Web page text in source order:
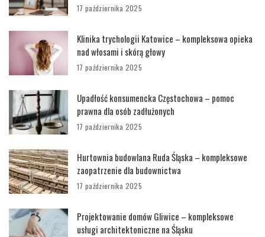
17 października 2025
Klinika trychologii Katowice – kompleksowa opieka
nad włosami i skórą głowy
17 października 2025
Upadłość konsumencka Częstochowa – pomoc
prawna dla osób zadłużonych
17 października 2025
Hurtownia budowlana Ruda Śląska – kompleksowe
zaopatrzenie dla budownictwa
17 października 2025
Projektowanie domów Gliwice – kompleksowe
usługi architektoniczne na Śląsku